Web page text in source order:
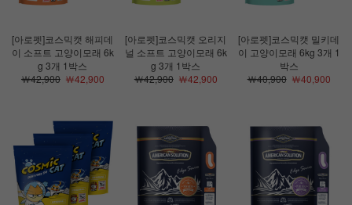
[아로펫]코스믹캣 해피데
이 소프트 고양이모래 6k
g 3개 1박스
￦42,900￦42,900
[아로펫]코스믹캣 오리지
널 소프트 고양이모래 6k
g 3개 1박스
￦42,900￦42,900
[아로펫]코스믹캣 밀키데
이 고양이모래 6kg 3개 1
박스
￦40,900￦40,900